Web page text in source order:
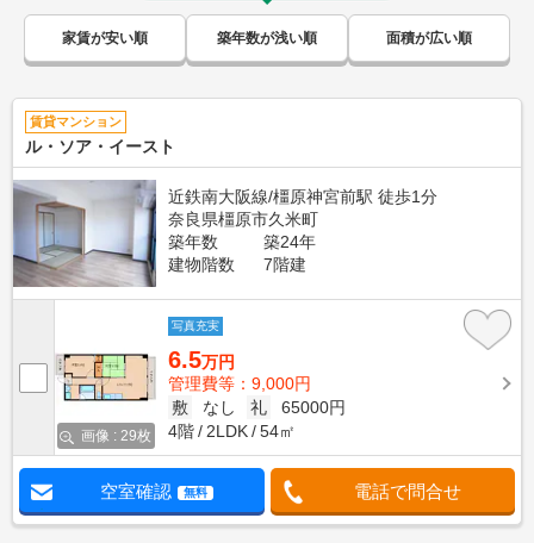
家賃が安い順 築年数が浅い順 面積が広い順
賃貸マンション
ル・ソア・イースト
近鉄南大阪線/橿原神宮前駅 徒歩1分
奈良県橿原市久米町
築年数
築24年
建物階数
7階建
画像 : 29枚
写真充実
6.5万円
管理費等：9,000円
敷
なし 礼
65000円
4階
2LDK 54㎡
空室確認 無料 電話で問合せ